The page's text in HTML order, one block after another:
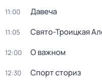
11:00 Давеча
11:05 Свято-Троицкая
12:00 О важном
12:30 Спорт сториз